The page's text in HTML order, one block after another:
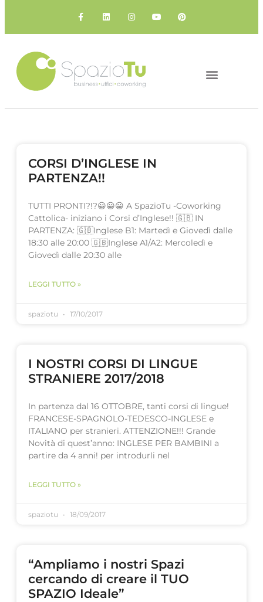
CORSI D’INGLESE IN
PARTENZA!!
TUTTI PRONTI?!?😀😀😀 A SpazioTu -Coworking
Cattolica- iniziano i Corsi d’Inglese!! 🇬🇧 IN
PARTENZA: 🇬🇧Inglese B1: Martedì e Giovedì dalle
18:30 alle 20:00 🇬🇧Inglese A1/A2: Mercoledì e
Giovedì dalle 20:30 alle
LEGGI TUTTO »
spaziotu 17/10/2017
I NOSTRI CORSI DI LINGUE
STRANIERE 2017/2018
In partenza dal 16 OTTOBRE, tanti corsi di lingue!
FRANCESE-SPAGNOLO-TEDESCO-INGLESE e
ITALIANO per stranieri. ATTENZIONE!!! Grande
Novità di quest’anno: INGLESE PER BAMBINI a
partire da 4 anni! per introdurli nel
LEGGI TUTTO »
spaziotu 18/09/2017
“Ampliamo i nostri Spazi
cercando di creare il TUO
SPAZIO Ideale”